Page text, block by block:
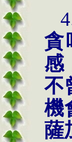
貪
感
不
機
薩